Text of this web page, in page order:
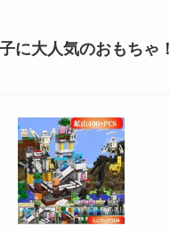
に大人気のおもちゃ！